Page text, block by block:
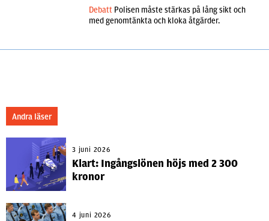
Debatt Polisen måste stärkas på lång sikt och
med genomtänkta och kloka åtgärder.
Andra läser
3 juni 2026
Klart: Ingångslönen höjs med 2 300
kronor
4 juni 2026